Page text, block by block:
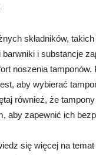
składników, takich
i substancje
noszenia
aby wybierać
również, że
aby zapewnić ich
się więcej na